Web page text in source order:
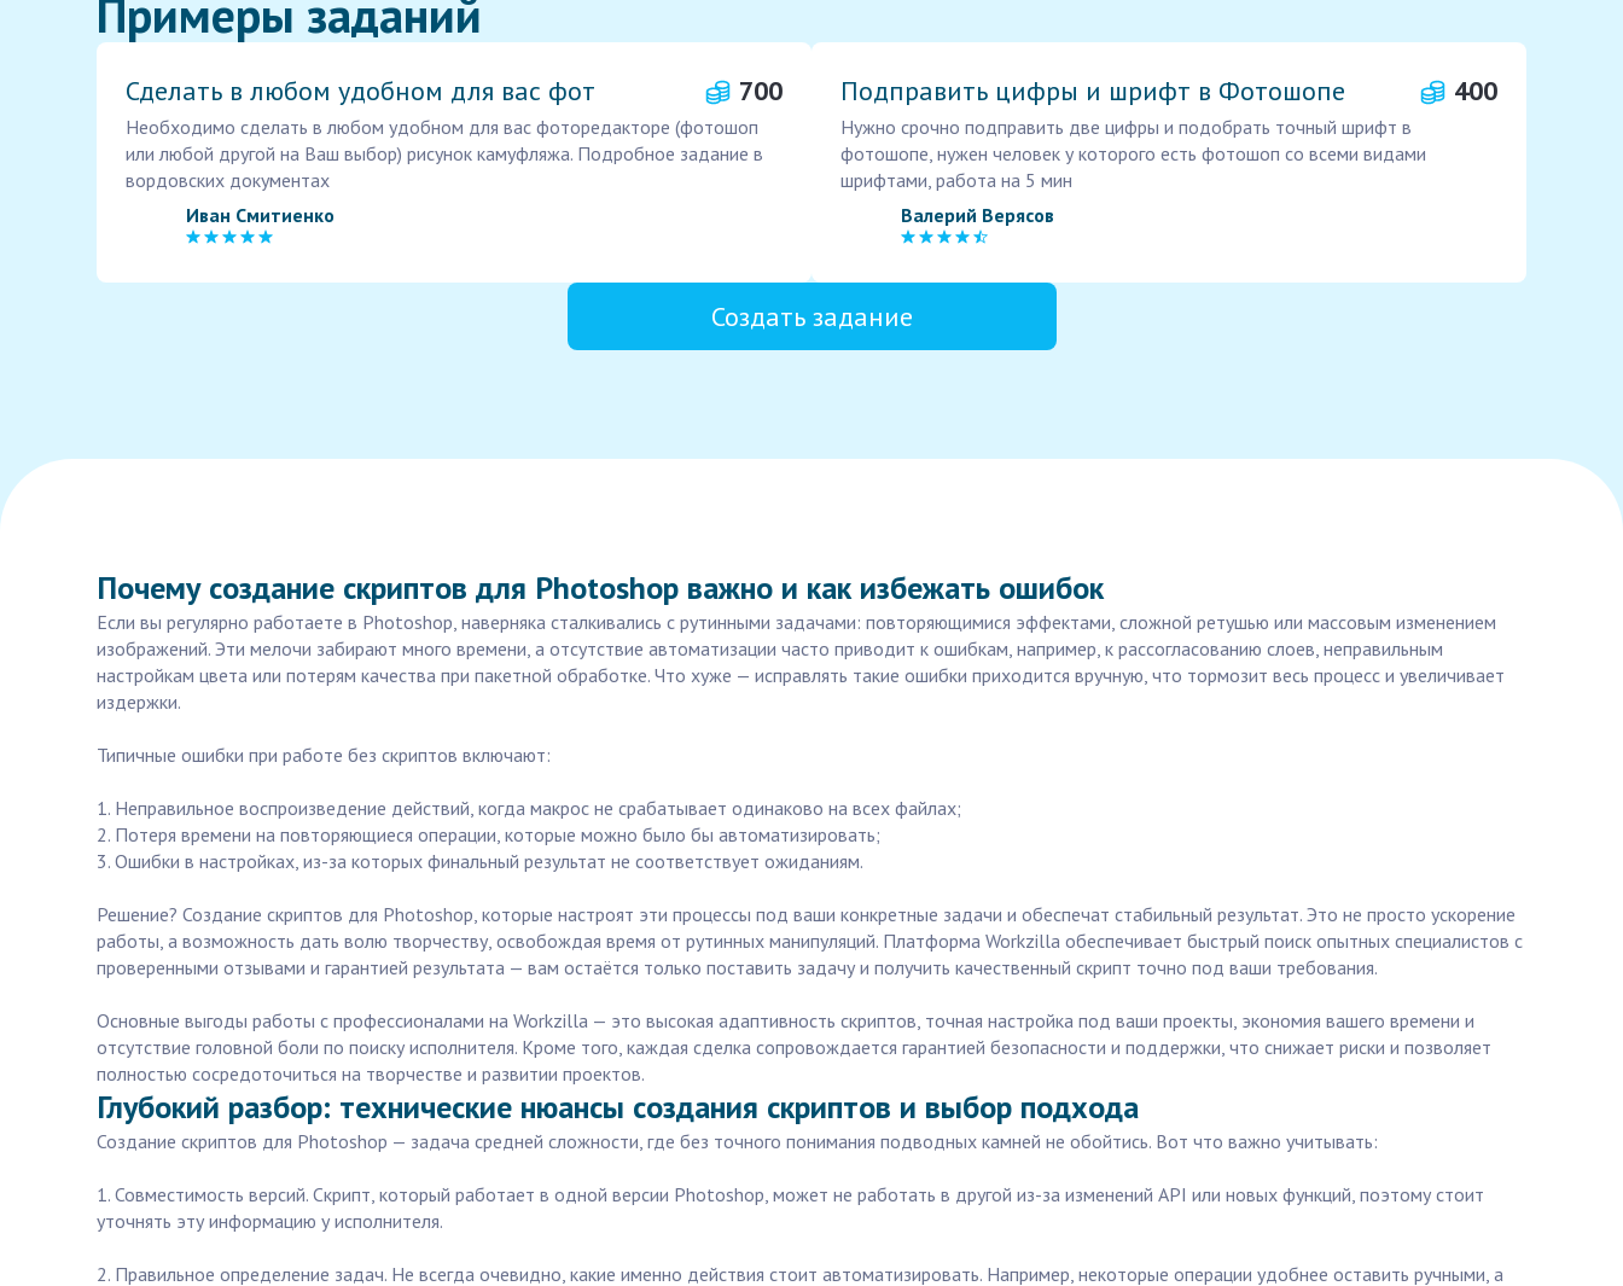
Примеры заданий
Сделать в любом удобном для вас фот 700
Необходимо сделать в любом удобном для вас фоторедакторе (фотошоп
или любой другой на Ваш выбор) рисунок камуфляжа. Подробное задание в
вордовских документах
Иван Смитиенко
Подправить цифры и шрифт в Фотошопе 400
Нужно срочно подправить две цифры и подобрать точный шрифт в
фотошопе, нужен человек у которого есть фотошоп со всеми видами
шрифтами, работа на 5 мин
Валерий Верясов
Создать задание
Почему создание скриптов для Photoshop важно и как избежать ошибок
Если вы регулярно работаете в Photoshop, наверняка сталкивались с рутинными задачами: повторяющимися эффектами, сложной ретушью или массовым изменением
изображений. Эти мелочи забирают много времени, а отсутствие автоматизации часто приводит к ошибкам, например, к рассогласованию слоев, неправильным
настройкам цвета или потерям качества при пакетной обработке. Что хуже — исправлять такие ошибки приходится вручную, что тормозит весь процесс и увеличивает
издержки.
Типичные ошибки при работе без скриптов включают:
1. Неправильное воспроизведение действий, когда макрос не срабатывает одинаково на всех файлах;
2. Потеря времени на повторяющиеся операции, которые можно было бы автоматизировать;
3. Ошибки в настройках, из-за которых финальный результат не соответствует ожиданиям.
Решение? Создание скриптов для Photoshop, которые настроят эти процессы под ваши конкретные задачи и обеспечат стабильный результат. Это не просто ускорение
работы, а возможность дать волю творчеству, освобождая время от рутинных манипуляций. Платформа Workzilla обеспечивает быстрый поиск опытных специалистов с
проверенными отзывами и гарантией результата — вам остаётся только поставить задачу и получить качественный скрипт точно под ваши требования.
Основные выгоды работы с профессионалами на Workzilla — это высокая адаптивность скриптов, точная настройка под ваши проекты, экономия вашего времени и
отсутствие головной боли по поиску исполнителя. Кроме того, каждая сделка сопровождается гарантией безопасности и поддержки, что снижает риски и позволяет
полностью сосредоточиться на творчестве и развитии проектов.
Глубокий разбор: технические нюансы создания скриптов и выбор подхода
Создание скриптов для Photoshop — задача средней сложности, где без точного понимания подводных камней не обойтись. Вот что важно учитывать:
1. Совместимость версий. Скрипт, который работает в одной версии Photoshop, может не работать в другой из-за изменений API или новых функций, поэтому стоит
уточнять эту информацию у исполнителя.
2. Правильное определение задач. Не всегда очевидно, какие именно действия стоит автоматизировать. Например, некоторые операции удобнее оставить ручными, а